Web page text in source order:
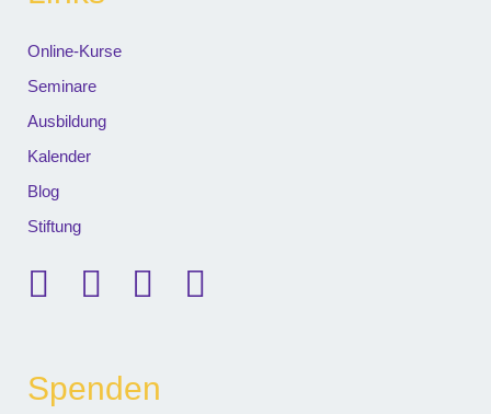
Online-Kurse
Seminare
Ausbildung
Kalender
Blog
Stiftung
Spenden